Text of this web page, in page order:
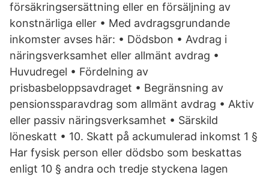
försäkringsersättning eller en försäljning av
konstnärliga eller • Med avdragsgrundande
inkomster avses här: • Dödsbon • Avdrag i
näringsverksamhet eller allmänt avdrag •
Huvudregel • Fördelning av
prisbasbeloppsavdraget • Begränsning av
pensionssparavdrag som allmänt avdrag • Aktiv
eller passiv näringsverksamhet • Särskild
löneskatt • 10. Skatt på ackumulerad inkomst 1 §
Har fysisk person eller dödsbo som beskattas
enligt 10 § andra och tredje styckena lagen